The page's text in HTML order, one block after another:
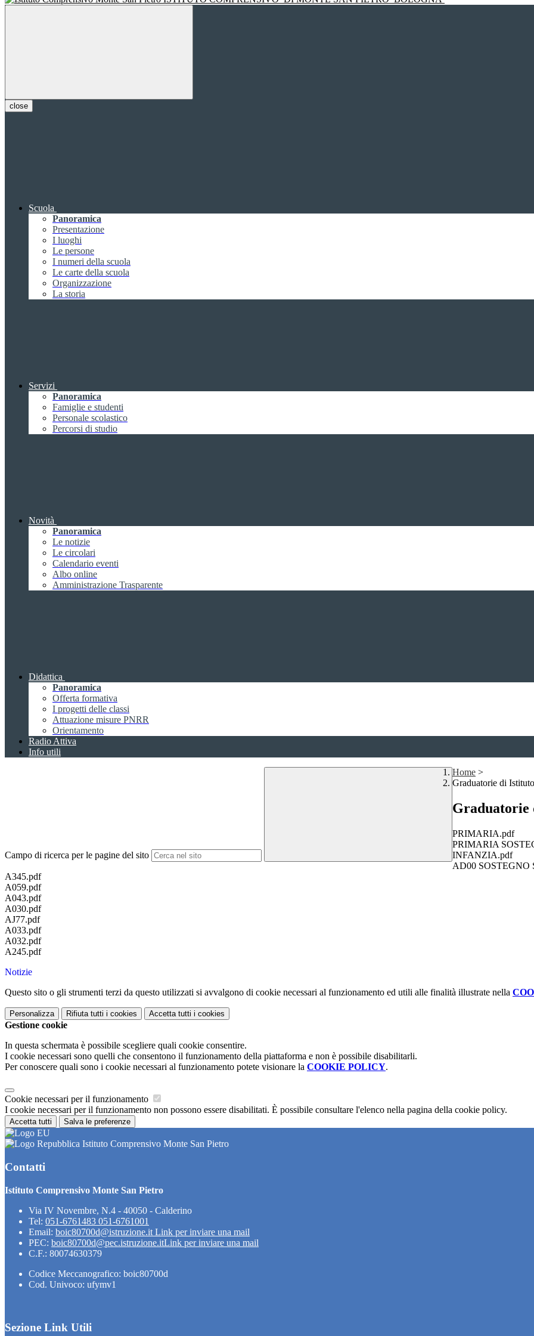
close
Scuola
Panoramica
Presentazione
I luoghi
Le persone
I numeri della scuola
Le carte della scuola
Organizzazione
La storia
Servizi
Panoramica
Famiglie e studenti
Personale scolastico
Percorsi di studio
Novità
Panoramica
Le notizie
Le circolari
Calendario eventi
Albo online
Amministrazione Trasparente
Didattica
Panoramica
Offerta formativa
I progetti delle classi
Attuazione misure PNRR
Orientamento
Radio Attiva
Info utili
Campo di ricerca per le pagine del sito
Home >
Graduatorie di Istituto
PRIMARIA.pdf
PRIMARIA
INFANZIA.pdf
AD00
A345.pdf
A059.pdf
A043.pdf
A030.pdf
AJ77.pdf
A033.pdf
A032.pdf
A245.pdf
Notizie
Questo sito o gli strumenti terzi da questo utilizzati si avvalgono di cookie necessari al funzionamento ed utili alle finalità illustrate nella
Personalizza Rifiuta tutti i cookies Accetta tutti i cookies
Gestione cookie
In questa schermata è possibile scegliere quali cookie consentire.
I cookie necessari sono quelli che consentono il funzionamento della piattaforma e non è possibile disabilitarli.
Per conoscere quali sono i cookie necessari al funzionamento potete visionare la COOKIE POLICY.
Cookie necessari per il funzionamento
I cookie necessari per il funzionamento non possono essere disabilitati. È possibile consultare l'elenco nella pagina della cookie policy.
Accetta tutti Salva le preferenze
Istituto Comprensivo Monte San Pietro
Contatti
Istituto Comprensivo Monte San Pietro
Via IV Novembre, N.4 - 40050 - Calderino
Tel: 051-6761483 051-6761001
Email: boic80700d@istruzione.it Link per inviare una mail
PEC: boic80700d@pec.istruzione.itLink per inviare una mail
C.F.: 80074630379
Codice Meccanografico: boic80700d
Cod. Univoco: ufymv1
Sezione Link Utili